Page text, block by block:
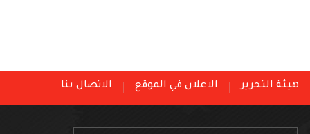
هيئة التحرير الاعلان في الموقع الاتصال بنا